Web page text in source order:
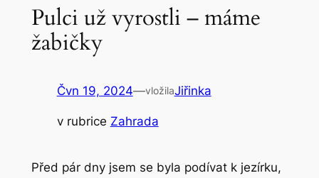
Pulci už vyrostli – máme
žabičky
Čvn 19, 2024—vložilaJiřinka
v rubrice Zahrada
Před pár dny jsem se byla podívat k jezírku,